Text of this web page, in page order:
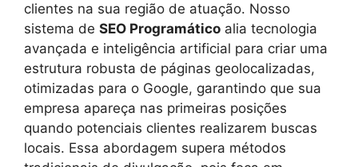
clientes na sua região de atuação. Nosso
sistema de SEO Programático alia tecnologia
avançada e inteligência artificial para criar uma
estrutura robusta de páginas geolocalizadas,
otimizadas para o Google, garantindo que sua
empresa apareça nas primeiras posições
quando potenciais clientes realizarem buscas
locais. Essa abordagem supera métodos